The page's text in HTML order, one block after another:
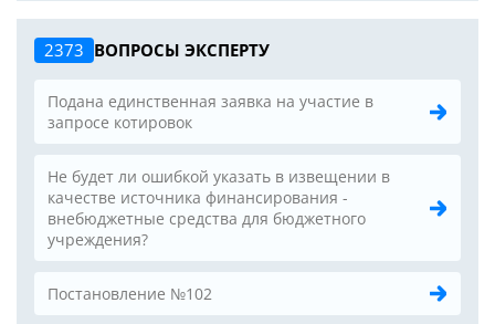
2373 ВОПРОСЫ ЭКСПЕРТУ
Подана единственная заявка на участие в
запросе котировок
Не будет ли ошибкой указать в извещении в
качестве источника финансирования -
внебюджетные средства для бюджетного
учреждения?
Постановление №102